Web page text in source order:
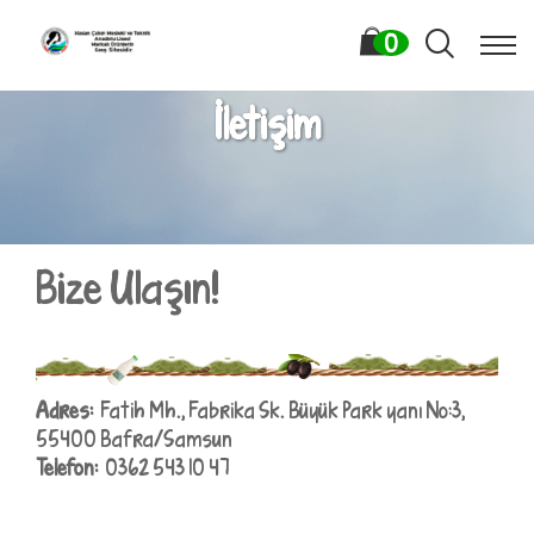
0
İletişim
Bize Ulaşın!
Adres: Fatih Mh., Fabrika Sk. Büyük Park yanı No:3,
55400 Bafra/Samsun
Telefon: 0362 543 10 47